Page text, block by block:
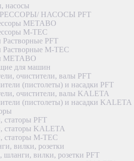
насосы
НАСОСЫ PFT
METABO
M-TEC
Растворные PFT
Растворные M-TEC
METABO
для машин
очистители, валы PFT
(пистолеты) и насадки PFT
очистители, валы KALETA
(пистолеты) и насадки KALETA
статоры PFT
статоры KALETA
статоры M-TEC
вилки, розетки
шланги, вилки, розетки PFT